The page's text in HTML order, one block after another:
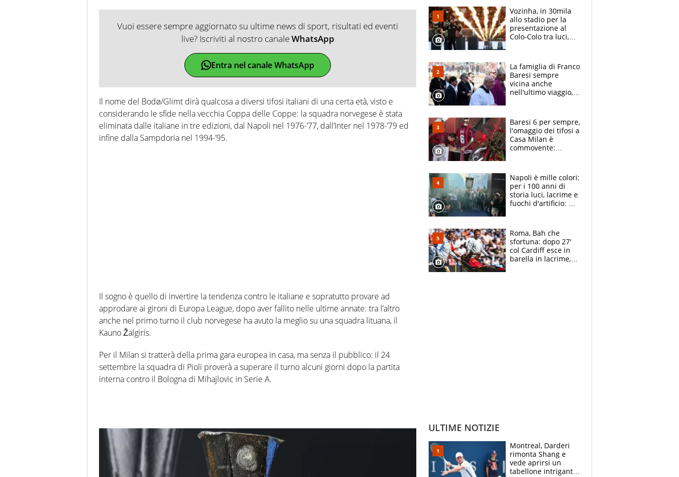
Vuoi essere sempre aggiornato su ultime news di sport, risultati ed eventi
live? Iscriviti al nostro canaleWhatsApp
Entra nel canale WhatsApp
Il nome del Bodø/Glimt dirà qualcosa a diversi tifosi italiani di una certa età, visto e
considerando le sfide nella vecchia Coppa delle Coppe: la squadra norvegese è stata
eliminata dalle italiane in tre edizioni, dal Napoli nel 1976-’77, dall’Inter nel 1978-’79 ed
infine dalla Sampdoria nel 1994-’95.
Il sogno è quello di invertire la tendenza contro le italiane e sopratutto provare ad
approdare ai gironi di Europa League, dopo aver fallito nelle ultime annate: tra l’altro
anche nel primo turno il club norvegese ha avuto la meglio su una squadra lituana, il
Kauno Žalgiris.
Per il Milan si tratterà della prima gara europea in casa, ma senza il pubblico: il 24
settembre la squadra di Pioli proverà a superare il turno alcuni giorni dopo la partita
interna contro il Bologna di Mihajlovic in Serie A.
Vozinha, in 30mila
allo stadio per la
presentazione al
Colo-Colo tra luci,
La famiglia di Franco
Baresi sempre
vicina anche
nell'ultimo viaggio,
circondati
dall'affetto dei tifosi
Baresi 6 per sempre,
l'omaggio dei tifosi a
Casa Milan è
commovente:
bigliettini
Napoli è mille colori:
per i 100 anni di
storia luci, lacrime e
fuochi d'artificio: De
Roma, Bah che
sfortuna: dopo 27'
col Cardiff esce in
barella in lacrime,
ULTIME NOTIZIE
Montreal, Darderi
rimonta Shang e
vede aprirsi un
tabellone intrigante: